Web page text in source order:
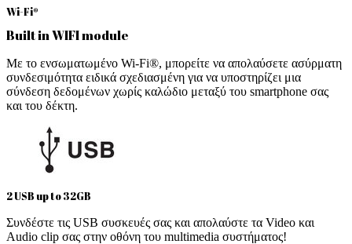
Wi-Fi®
Built in WIFI module
Με το ενσωματωμένο Wi-Fi®, μπορείτε να απολαύσετε ασύρματη
συνδεσιμότητα ειδικά σχεδιασμένη για να υποστηρίζει μια
σύνδεση δεδομένων χωρίς καλώδιο μεταξύ του smartphone σας
και του δέκτη.
2 USB up to 32GB
Συνδέστε τις USB συσκευές σας και απολαύστε τα Video και
Audio clip σας στην οθόνη του multimedia συστήματος!